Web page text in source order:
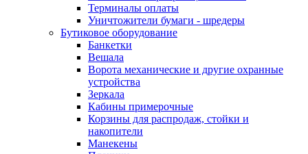
Терминалы оплаты
Уничтожители бумаги - шредеры
Бутиковое оборудование
Банкетки
Вешала
Ворота механические и другие охранные
устройства
Зеркала
Кабины примерочные
Корзины для распродаж, стойки и
накопители
Манекены